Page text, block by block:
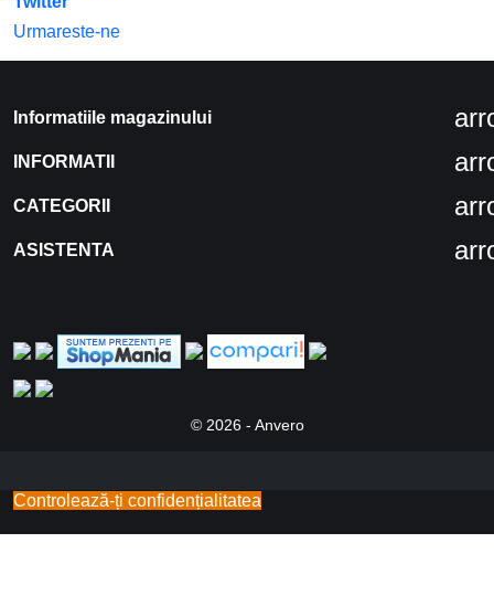
Urmareste-ne
Informatiile magazinului
INFORMATII
CATEGORII
ASISTENTA
© 2026 - Anvero
Controlează-ți confidențialitatea